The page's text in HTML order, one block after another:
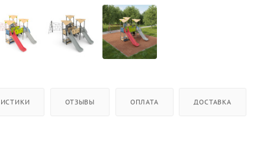
ОТЗЫВЫ ОПЛАТА ДОСТАВКА